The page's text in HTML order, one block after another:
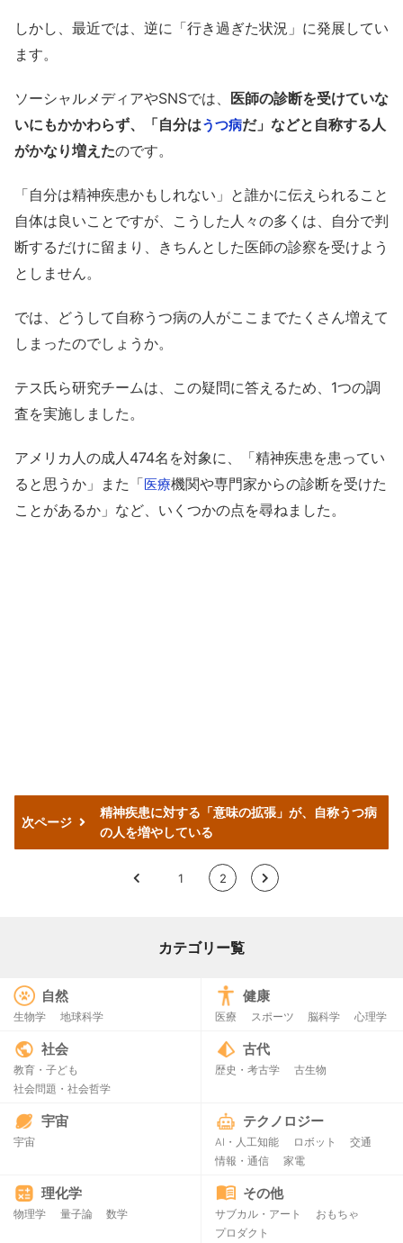
しかし、最近では、逆に「行き過ぎた状況」に発展してい
ます。
ソーシャルメディアやSNSでは、 医師の診断を受けていな
いにもかかわらず、「自分はうつ病だ」などと自称する人
がかなり増えたのです。
「自分は精神疾患かもしれない」と誰かに伝えられること
自体は良いことですが、こうした人々の多くは、自分で判
断するだけに留まり、きちんとした医師の診察を受けよう
としません。
では、どうして自称うつ病の人がここまでたくさん増えて
しまったのでしょうか。
テス氏ら研究チームは、この疑問に答えるため、1つの調
査を実施しました。
アメリカ人の成人474名を対象に、「精神疾患を患ってい
ると思うか」また「医療機関や専門家からの診断を受けた
ことがあるか」など、いくつかの点を尋ねました。
次ページ
精神疾患に対する「意味の拡張」が、自称うつ病
の人を増やしている
< 1 2 >
カテゴリー覧
自然
生物学 地球科学
健康
医療 スポーツ 脳科学 心理学
社会
教育・子ども
社会問題・社会哲学
古代
歴史・考古学 古生物
宇宙
宇宙
テクノロジー
AI・人工知能 ロボット
交通
情報・通信
家電
理化学
物理学 量子論 数学
その他
サブカル・アート
おもちゃ
プロダクト